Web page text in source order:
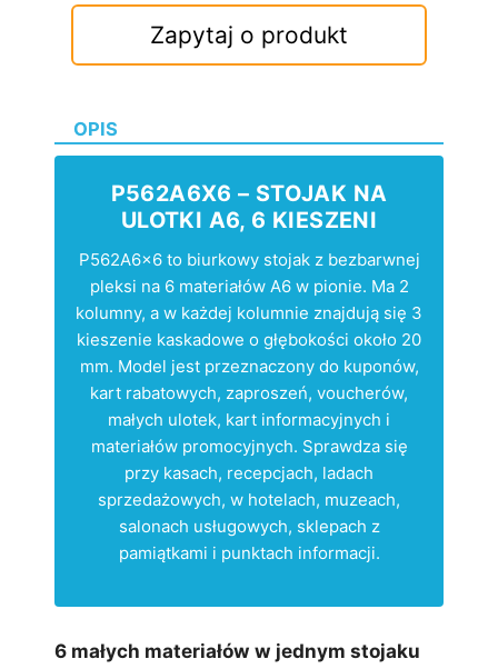
Zapytaj o produkt
OPIS
P562A6X6 – STOJAK NA
ULOTKI A6, 6 KIESZENI
P562A6x6 to biurkowy stojak z bezbarwnej
pleksi na 6 materiałów A6 w pionie. Ma 2
kolumny, a w każdej kolumnie znajdują się 3
kieszenie kaskadowe o głębokości około 20
mm. Model jest przeznaczony do kuponów,
kart rabatowych, zaproszeń, voucherów,
małych ulotek, kart informacyjnych i
materiałów promocyjnych. Sprawdza się
przy kasach, recepcjach, ladach
sprzedażowych, w hotelach, muzeach,
salonach usługowych, sklepach z
pamiątkami i punktach informacji.
6 małych materiałów w jednym stojaku